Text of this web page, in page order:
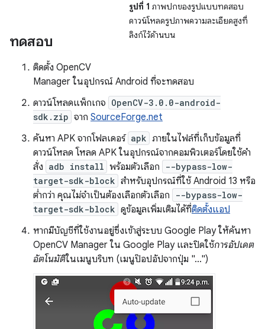
รูปที่ 1 ภาพปกของรูปแบบทดสอบ
ดาวน์โหลดรูปภาพความละเอียดสูงที่
ลิงก์ไว้ด้านบน
ทดสอบ
ติดตั้ง OpenCV
Manager ในอุปกรณ์ Android ที่จะทดสอบ
ดาวน์โหลดแพ็กเกจ OpenCV-3.0.0-android-
sdk.zip จาก SourceForge.net
ค้นหา APK จากโฟลเดอร์ apk ภายในไฟล์ที่เก็บข้อมูลที่
ดาวน์โหลด โหลด APK ในอุปกรณ์จากคอมพิวเตอร์โดยใช้คำ
สั่ง adb install พร้อมตัวเลือก
--bypass-low-
target-sdk-block สำหรับอุปกรณ์ที่ใช้ Android 13 หรือ
ต่ำกว่า คุณไม่จำเป็นต้องเลือกตัวเลือก
--bypass-low-
target-sdk-block ดูข้อมูลเพิ่มเติมได้ที่ติดตั้งแอป
หากมีบัญชีที่ใช้งานอยู่ซึ่งเข้าสู่ระบบ Google Play ให้ค้นหา
OpenCV Manager ใน Google Play และปิดใช้การอัปเดต
อัตโนมัติในเมนูบริบท (เมนูป๊อปอัปจากปุ่ม "...")